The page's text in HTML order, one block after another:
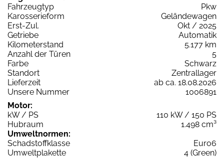
Fahrzeugtyp
Pkw
Karosserieform
Geländewagen
Erst-Zul.
Okt / 2025
Getriebe
Automatik
Kilometerstand
5.177 km
Anzahl der Türen
5
Farbe
Schwarz
Standort
Zentrallager
Lieferzeit
ab ca. 18.08.2026
Unsere Nummer
1006891
Motor:
kW / PS
110 kW / 150 PS
Hubraum
1.498 cm³
Umweltnormen:
Schadstoffklasse
Euro6
Umweltplakette
4 (Green)